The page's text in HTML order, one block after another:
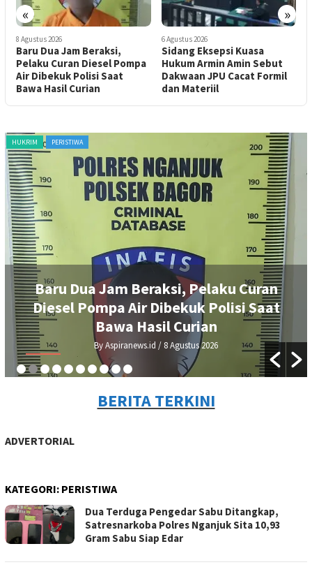
« »
6 Agustus 2026
‎Sidang Eksepsi Kuasa
Hukum Armin Amin Sebut
Dakwaan JPU Cacat Formil
dan Materiil
3 Agustus 2026
‎Pengacara Armin Amin Nilai
JPU Gagal Buktikan
Dakwaannya, Optimistis
Kliennya Dibebaskan
HUKRIM PERISTIWA
Baru Dua Jam Beraksi, Pelaku Curan
Diesel Pompa Air Dibekuk Polisi Saat
Bawa Hasil Curian
By Aspiranews.id / 8 Agustus 2026
BERITA TERKINI
ADVERTORIAL
KATEGORI: PERISTIWA
Dua Terduga Pengedar Sabu Ditangkap,
Satresnarkoba Polres Nganjuk Sita 10,93
Gram Sabu Siap Edar